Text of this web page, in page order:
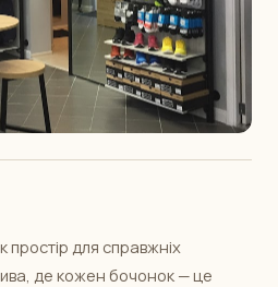
простір для справжніх
де кожен бочонок — це